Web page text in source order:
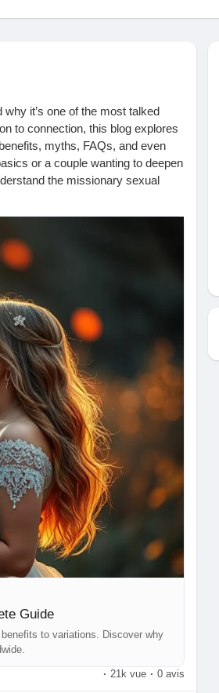
it’s one of the most talked
to connection, this blog explores
myths, FAQs, and even
or a couple wanting to deepen
the missionary sexual
the end, share your thoughts,
pleasure, and intimacy in a real
a-complete-guide/
#sexposemissionary
#sexualwellness #bedroomtips
#sexualintimacy #intimacymatters
#womenandsex
#deepconnection #sexeducation
Guide
to variations. Discover why
· 21k vue · 0 avis